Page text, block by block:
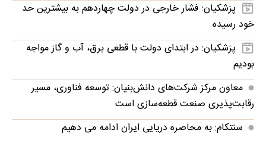
پزشکیان: فشار خارجی در دولت چهاردهم به بیشترین حد
خود رسیده
پزشکیان: در ابتدای دولت با قطعی برق، آب و گاز مواجه
بودیم
معاون مرکز شرکت‌های دانش‌بنیان: توسعه فناوری، مسیر
رقابت‌پذیری صنعت قطعه‌سازی است
سنتکام: به محاصره دریایی ایران ادامه می دهیم